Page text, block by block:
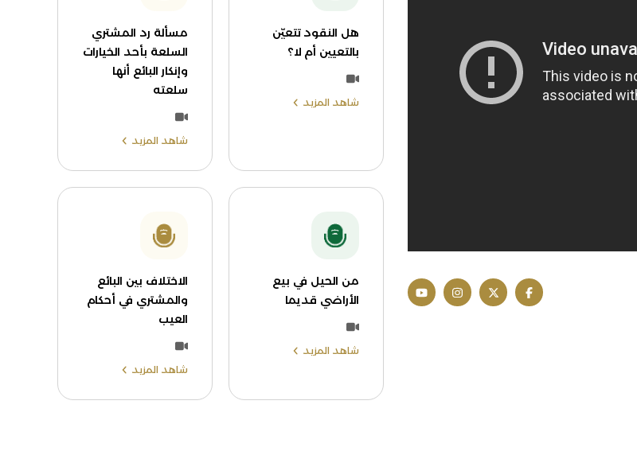
هل النقود تتعيّن
بالتعيين أم لا؟
شاهد المزيد
مسألة رد المشتري
السلعة بأحد الخيارات
وإنكار البائع أنها
سلعته
شاهد المزيد
من الحيل في بيع
الأراضي قديما
شاهد المزيد
الاختلاف بين البائع
والمشتري في أحكام
العيب
شاهد المزيد